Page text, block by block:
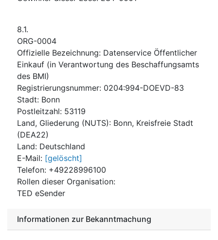
8.1.
ORG-0004
Offizielle Bezeichnung: Datenservice Öffentlicher
Einkauf (in Verantwortung des Beschaffungsamts
des BMI)
Registrierungsnummer: 0204:994-DOEVD-83
Stadt: Bonn
Postleitzahl: 53119
Land, Gliederung (NUTS): Bonn, Kreisfreie Stadt
(DEA22)
Land: Deutschland
E-Mail: [gelöscht]
Telefon: +49228996100
Rollen dieser Organisation:
TED eSender
Informationen zur Bekanntmachung